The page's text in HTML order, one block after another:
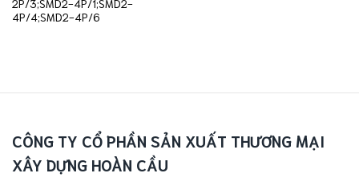
2P/3;SMD2-4P/1;SMD2-
4P/4;SMD2-4P/6
CÔNG TY CỔ PHẦN SẢN XUẤT THƯƠNG MẠI
XÂY DỰNG HOÀN CẦU